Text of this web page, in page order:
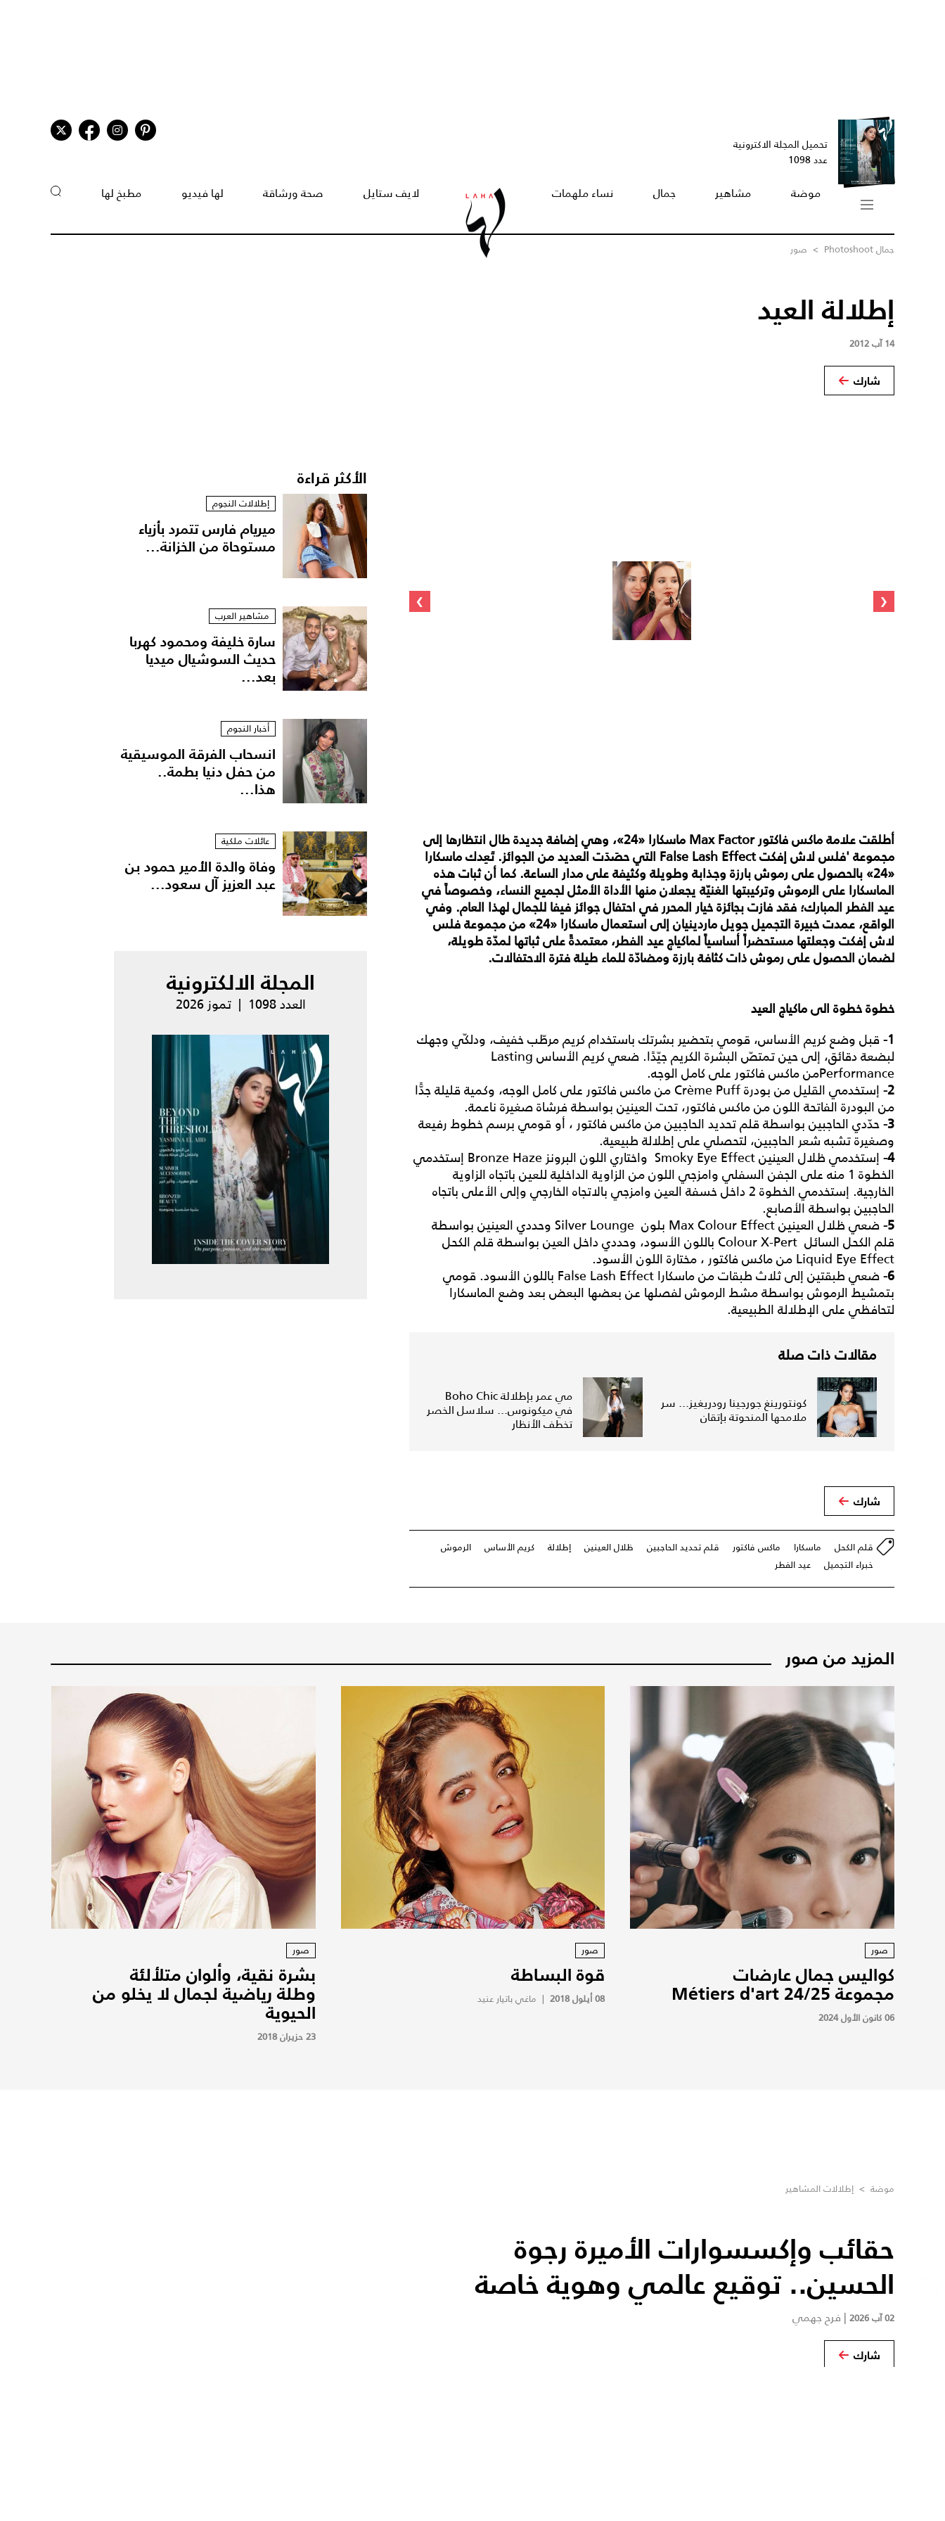
تحميل المجلة الاكترونية
عدد 1098
موضة مشاهير جمال نساء ملهمات لايف ستايل صحة ورشاقة لها فيديو مطبخ لها
جمال Photoshoot > صور
إطلالة العيد
14 آب 2012
شارك
‹
›
أطلقت علامة ماكس فاكتورMax Factor
ماسكارا «24»، وهي إضافة جديدة طال انتظارها إلى
مجموعة 'فلس لاش إفكتFalse Lash Effect التي حصَدَت العديد من الجوائز. تَعِدك ماسكارا
«24» بالحصول على رموش بارزة وجذابة وطويلة وكثيفة على مدار الساعة. كما أن ثبات هذه
الماسكارا على الرموش وتركيبتها الغنيّة يجعلان منها الأداة الأمثل لجميع النساء، وخصوصاً في
عيد الفطر المبارك؛ فقد فازت بجائزة خيار المحرر في احتفال جوائز فيفا للجمال لهذا العام. وفي
الواقع، عمدت خبيرة التجميل جويل ماردينيان إلى استعمال ماسكارا «24» من مجموعة فلس
لاش إفكت وجعلتها مستحضراً أساسياً لماكياج عيد الفطر، معتمدةً على ثباتها لمدّة طويلة،
لضمان الحصول على رموش ذات كثافة بارزة ومضادّة للماء طيلة فترة الاحتفالات.
خطوة خطوة الى ماكياج العيد
1- قبل وضع كريم الأساس، قومي بتحضير بشرتك باستخدام كريم مرطّب خفيف، ودلكّي وجهك
لبضعة دقائق، إلى حين تمتصّ البشرة الكريم جيّدًا. ضعي كريم الأساس Lasting
Performanceمن ماكس فاكتور على كامل الوجه.
2-
إستخدمي القليل من بودرة Crème Puff من ماكس فاكتور على كامل الوجه، وكمية قليلة جدًّا
من البودرة الفاتحة اللون من ماكس فاكتور، تحت العينين بواسطة فرشاة صغيرة ناعمة.
3- حدّدي الحاجبين بواسطة قلم تحديد الحاجبين من ماكس فاكتور ، أو قومي برسم خطوط رفيعة
وصغيرة تشبه شعر الحاجبين، لتحصلي على إطلالة طبيعية.
4-
إستخدمي ظلال العينين Smoky Eye Effect واختاري اللون البرونز Bronze Haze إستخدمي
الخطوة 1 منه على الجفن السفلي وامزجي اللون من الزاوية الداخلية للعين باتجاه الزاوية
الخارجية. إستخدمي الخطوة 2 داخل خسفة العين وامزجي بالاتجاه الخارجي وإلى الأعلى باتجاه
الحاجبين بواسطة الأصابع.
5-
ضعي ظلال العينين Max Colour Effect بلون Silver Lounge وحددي العينين بواسطة
قلم الكحل السائل Colour X-Pert باللون الأسود، وحددي داخل العين بواسطة قلم الكحل
Liquid Eye Effect من ماكس فاكتور ، مختارة اللون الأسود.
6-
ضعي طبقتين إلى ثلاث طبقات من ماسكارا False Lash Effect باللون الأسود. قومي
بتمشيط الرموش بواسطة مشط الرموش لفصلها عن بعضها البعض بعد وضع الماسكارا
لتحافظي على الإطلالة الطبيعية.
مقالات ذات صلة
كونتورينغ جورجينا رودريغيز... سر
ملامحها المنحوتة بإتقان
مي عمر بإطلالة Boho Chic
في ميكونوس... سلاسل الخصر
تخطف الأنظار
شارك
قلم الكحل ماسكارا ماكس فاكتور قلم تحديد الحاجبين ظلال العينين إطلالة كريم الأساس
الرموش
خبراء التجميل
عيد الفطر
الأكثر قراءة
إطلالات النجوم
ميريام فارس تتمرد بأزياء
مستوحاة من الخزانة...
مشاهير العرب
سارة خليفة ومحمود كهربا
حديث السوشيال ميديا
بعد...
أخبار النجوم
انسحاب الفرقة الموسيقية
من حفل دنيا بطمة..
هذا...
عائلات ملكية
وفاة والدة الأمير حمود بن
عبد العزيز آل سعود...
المجلة الالكترونية
العدد 1098 | تموز 2026
المزيد من صور
صور
كواليس جمال عارضات
مجموعة Métiers d'art 24/25
06 كانون الأول 2024
صور
قوة البساطة
08 أيلول 2018 | ماغي باتيار عنيد
صور
بشرة نقية، وألوان متلألئة
وطلة رياضية لجمال لا يخلو من
الحيوية
23 حزيران 2018
موضة > إطلالات المشاهير
حقائب وإكسسوارات الأميرة رجوة
الحسين.. توقيع عالمي وهوية خاصة
02 آب 2026 | فرح جهمي
شارك